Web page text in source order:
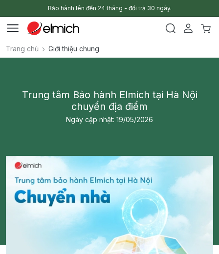
Bảo hành lên đến 24 tháng - đổi trả 30 ngày.
Trang chủ Giới thiệu chung
Trung tâm Bảo hành Elmich tại Hà Nội
chuyển địa điểm
Ngày cập nhật: 19/05/2026